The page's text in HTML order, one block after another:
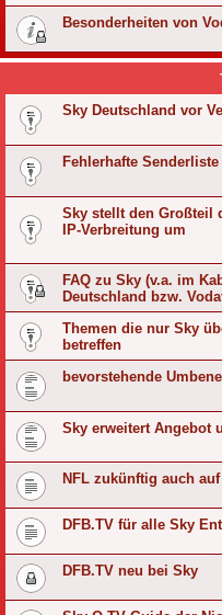
Besonderheiten von
Sky Deutschland vor
Fehlerhafte
Sky stellt den Großteil
IP-Verbreitung um
FAQ zu Sky (v.a. im
Deutschland bzw.
Themen die nur Sky
betreffen
bevorstehende
Sky erweitert Angebot
NFL zukünftig auch
DFB.TV für alle Sky
DFB.TV neu bei Sky